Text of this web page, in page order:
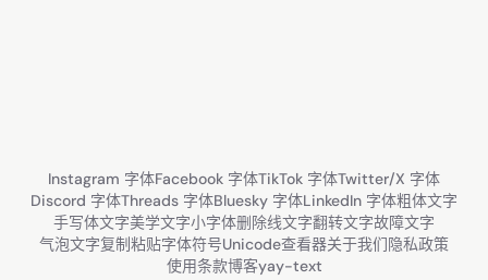
Instagram 字体Facebook 字体TikTok 字体Twitter/X 字体
Discord 字体Threads 字体Bluesky 字体LinkedIn 字体粗体文字
手写体文字美学文字小字体删除线文字翻转文字故障文字
气泡文字复制粘贴字体符号Unicode查看器关于我们隐私政策
使用条款博客yay-text